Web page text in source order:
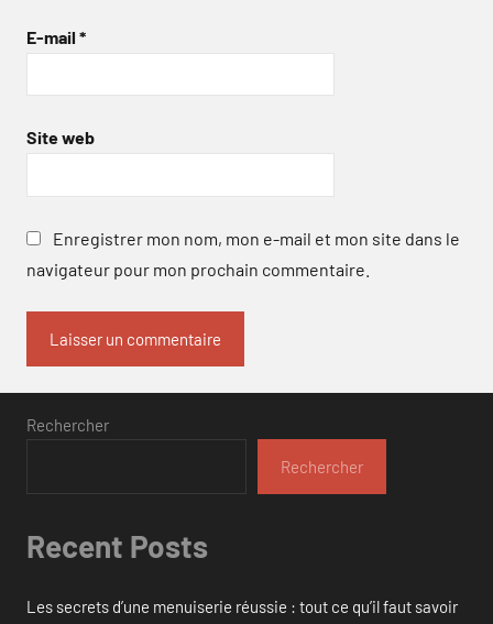
E-mail *
Site web
Enregistrer mon nom, mon e-mail et mon site dans le
navigateur pour mon prochain commentaire.
Rechercher
Rechercher
Recent Posts
Les secrets d’une menuiserie réussie : tout ce qu’il faut savoir